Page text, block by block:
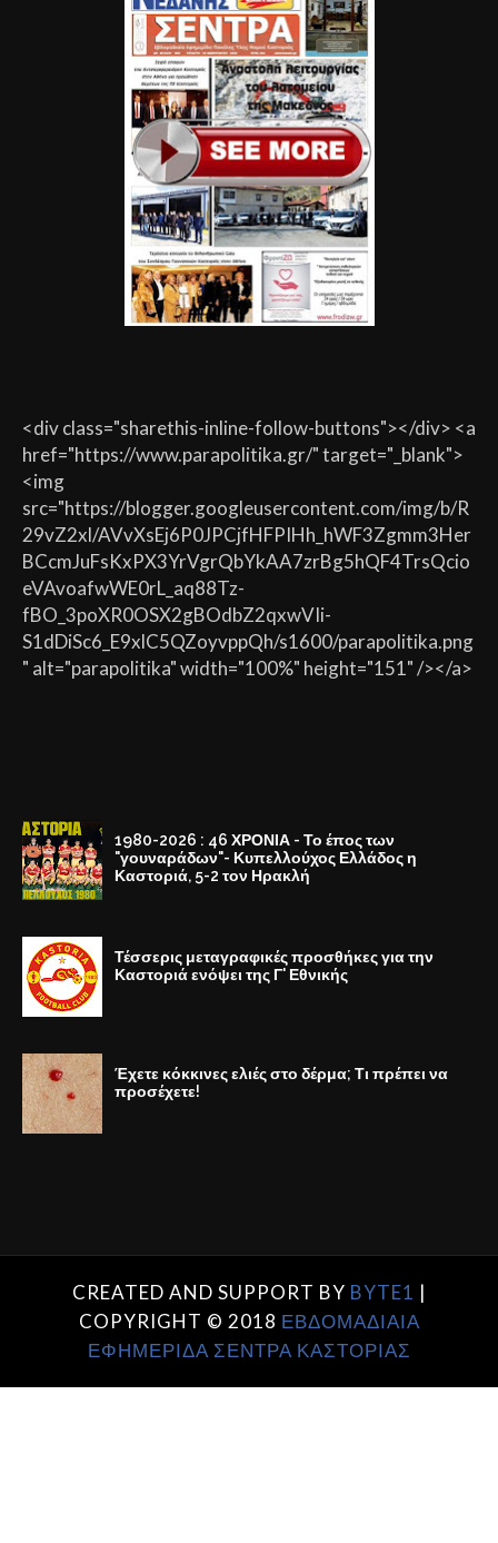
<div class="sharethis-inline-follow-buttons"></div> <a
href="https://www.parapolitika.gr/" target="_blank">
<img
src="https://blogger.googleusercontent.com/img/b/R
29vZ2xl/AVvXsEj6P0JPCjfHFPIHh_hWF3Zgmm3Her
BCcmJuFsKxPX3YrVgrQbYkAA7zrBg5hQF4TrsQcio
eVAvoafwWE0rL_aq88Tz-
fBO_3poXR0OSX2gBOdbZ2qxwVIi-
S1dDiSc6_E9xlC5QZoyvppQh/s1600/parapolitika.png
" alt="parapolitika" width="100%" height="151" /></a>
1980-2026 : 46 ΧΡΟΝΙΑ - Το έπος των
"γουναράδων"- Κυπελλούχος Ελλάδος η
Καστοριά, 5-2 τον Ηρακλή
Τέσσερις μεταγραφικές προσθήκες για την
Καστοριά ενόψει της Γ' Εθνικής
Έχετε κόκκινες ελιές στο δέρμα; Τι πρέπει να
προσέχετε!
CREATED AND SUPPORT BY BYTE1 |
COPYRIGHT © 2018 ΕΒΔΟΜΑΔΙΑΙΑ
ΕΦΗΜΕΡΙΔΑ ΣΕΝΤΡΑ ΚΑΣΤΟΡΙΑΣ